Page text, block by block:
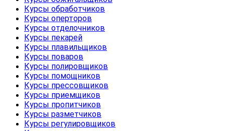
Курсы обработчиков
Курсы оперторов
Курсы отделочников
Курсы пекарей
Курсы плавильщиков
Курсы поваров
Курсы полировщиков
Курсы помощников
Курсы прессовщиков
Курсы приемщиков
Курсы пропитчиков
Курсы разметчиков
Курсы регулировщиков